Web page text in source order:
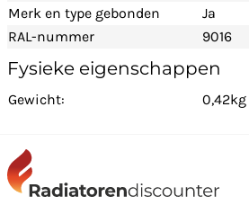
Merk en type gebonden
Ja
RAL-nummer
9016
Fysieke eigenschappen
Gewicht: 0,42kg